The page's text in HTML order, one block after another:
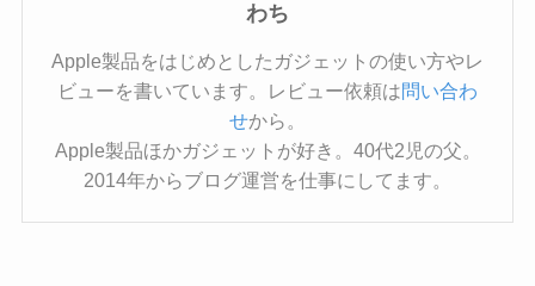
わち
Apple製品をはじめとしたガジェットの使い方やレ
ビューを書いています。レビュー依頼は問い合わ
せから。
Apple製品ほかガジェットが好き。40代2児の父。
2014年からブログ運営を仕事にしてます。